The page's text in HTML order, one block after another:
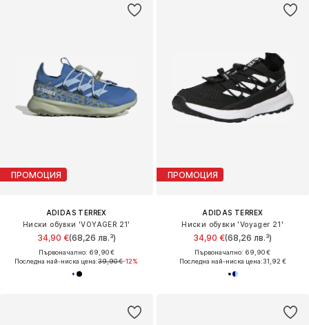
ПРОМОЦИЯ
ADIDAS TERREX
Ниски обувки 'VOYAGER 21'
34,90 €(68,26 лв.³)
Първоначално: 69,90 €
Последна най-ниска цена:39,90 €-12%
ПРОМОЦИЯ
ADIDAS TERREX
Ниски обувки 'Voyager 21'
34,90 €(68,26 лв.³)
Първоначално: 69,90 €
Последна най-ниска цена:31,92 €